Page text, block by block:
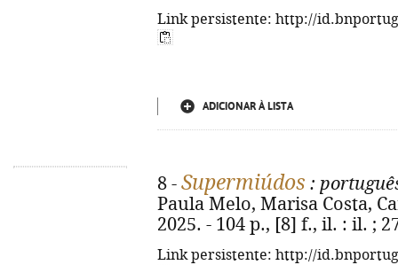
Link persistente: http://
ADICIONAR À LISTA
8 - Supermiúdos :
Paula Melo, Marisa Costa,
2025. - 104 p., [8] f., il. : il. ;
Link persistente: http://